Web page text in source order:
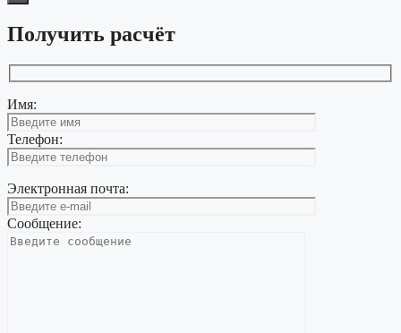
Получить расчёт
Имя:
Телефон:
Электронная почта:
Сообщение: